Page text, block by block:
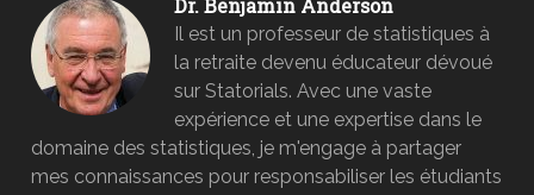
Dr. Benjamin Anderson
Il est un professeur de statistiques à
la retraite devenu éducateur dévoué
sur Statorials. Avec une vaste
expérience et une expertise dans le
domaine des statistiques, je m'engage à partager
mes connaissances pour responsabiliser les étudiants